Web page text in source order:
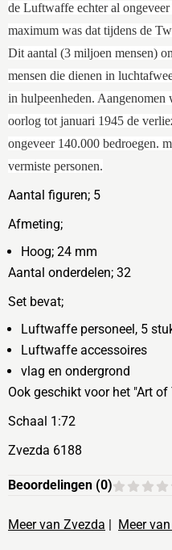
de Luftwaffe echter al
maximum was dat tijdens de
Dit aantal (3 miljoen mensen)
mensen die dienen in
in hulpeenheden.
oorlog tot januari 1945 de
ongeveer 140.000 bedroegen.
vermiste personen.
Aantal figuren; 5
Afmeting;
Hoog; 24 mm
Aantal onderdelen; 32
Set bevat;
Luftwaffe personeel, 5
Luftwaffe accessoires
vlag en ondergrond
Ook geschikt voor het "Art
Schaal 1:72
Zvezda 6188
Beoordelingen (0)
Meer van Zvezda Meer